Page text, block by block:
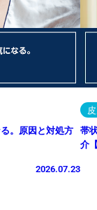
。原因と対処方
2026.07.23
帯
介